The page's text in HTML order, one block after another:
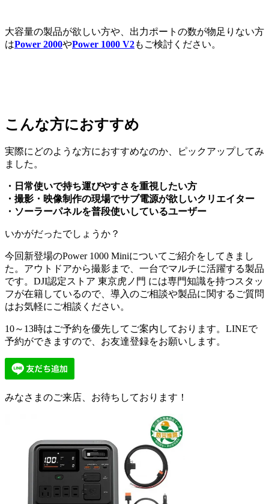
大容量の製品が欲しい方や、出力ポートの数が物足りない方
はPower 2000やPower 1000 V2もご検討ください。
こんな方におすすめ
実際にどのような方におすすめなのか、ピックアップしてみ
ました。
・日常使いで持ち運びやすさを重視したい方
・撮影・映像制作の現場でサブ電源が欲しいクリエイター
・ソーラーパネルを普段使いしているユーザー
いかがだったでしょうか？
今回新登場のPower 1000 Miniについてご紹介をしてきまし
た。アウトドアから撮影まで、一台でマルチに活躍する製品
です。DJI認定ストア 東京虎ノ門 には専門知識を持つスタッ
フが在籍しているので、導入のご相談や製品に関するご質問
はお気軽にご相談ください。
10～13時はご予約を優先してご案内しております。LINEで
予約ができますので、お友達登録をお願いします。
みなさまのご来店、お待ちしております！